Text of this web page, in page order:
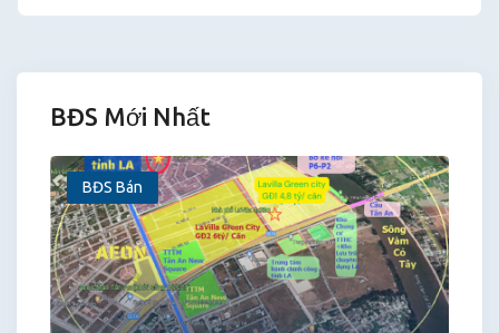
BĐS Mới Nhất
BĐS Bán